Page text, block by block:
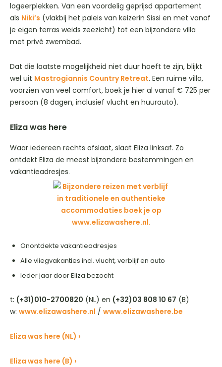
logeerplekken. Van een voordelig geprijsd appartement
als Niki’s (vlakbij het paleis van keizerin Sissi en met vanaf
je eigen terras weids zeezicht) tot een bijzondere villa
met privé zwembad.
Dat die laatste mogelijkheid niet duur hoeft te zijn, blijkt
wel uit Mastrogiannis Country Retreat. Een ruime villa,
voorzien van veel comfort, boek je hier al vanaf € 725 per
persoon (8 dagen, inclusief vlucht en huurauto).
Eliza was here
Waar iedereen rechts afslaat, slaat Eliza linksaf. Zo
ontdekt Eliza de meest bijzondere bestemmingen en
vakantieadresjes.
Onontdekte vakantieadresjes
Alle vliegvakanties incl. vlucht, verblijf en auto
Ieder jaar door Eliza bezocht
t: (+31)010-2700820 (NL) en (+32)03 808 10 67 (B)
w: www.elizawashere.nl / www.elizawashere.be
Eliza was here (NL) ›
Eliza was here (B) ›